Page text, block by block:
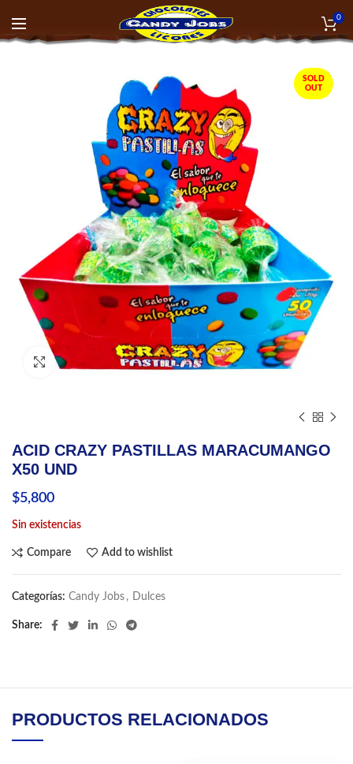
0
SOLD
OUT
Click to enlarge
ACID CRAZY PASTILLAS MARACUMANGO
X50 UND
$5,800
Sin existencias
Compare Add to wishlist
Categorías: Candy Jobs , Dulces
Share
PRODUCTOS RELACIONADOS